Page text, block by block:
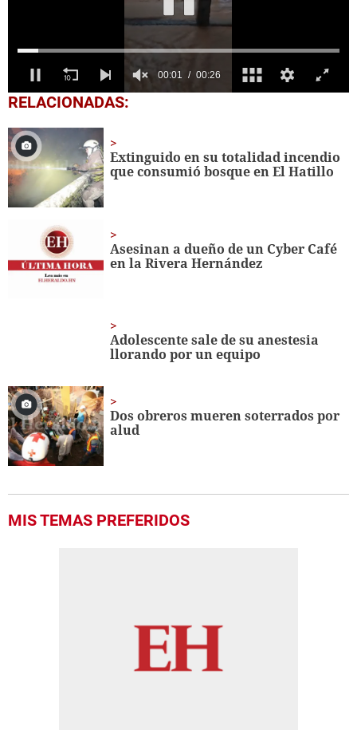
0
seconds
25
seconds
RELACIONADAS:
Extinguido en su totalidad incendio
que consumió bosque en El Hatillo
Asesinan a dueño de un Cyber Café
en la Rivera Hernández
Adolescente sale de su anestesia
llorando por un equipo
Dos obreros mueren soterrados por
alud
MIS TEMAS PREFERIDOS